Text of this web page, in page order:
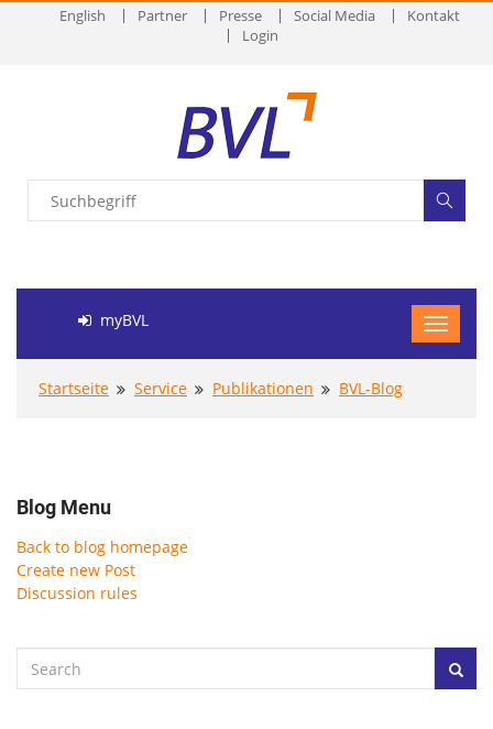
English Partner Presse Social Media
Kontakt
Login
myBVL
Startseite Service Publikationen BVL-Blog
Blog Menu
Back to blog homepage
Create new Post
Discussion rules